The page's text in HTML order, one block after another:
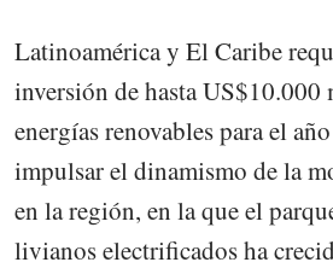
Latinoamérica y El Caribe
inversión de hasta US$10.000
energías renovables para el
impulsar el dinamismo de la
en la región, en la que el
livianos electrificados ha